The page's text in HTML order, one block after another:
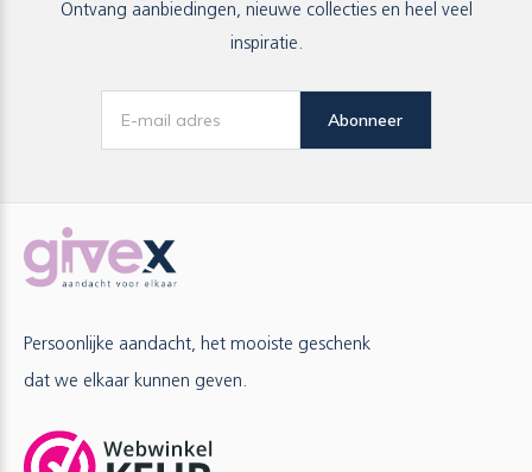
Ontvang aanbiedingen, nieuwe collecties en heel veel
inspiratie.
Abonneer
Persoonlijke aandacht, het mooiste geschenk
dat we elkaar kunnen geven.